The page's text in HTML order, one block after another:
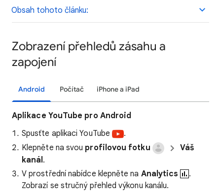
Obsah tohoto článku:
Zobrazení přehledů zásahu a
zapojení
Android Počítač iPhone a iPad
Aplikace YouTube pro Android
Spusťte aplikaci YouTube
.
Klepněte na svou profilovou fotku
Váš
kanál .
V prostřední nabídce klepněte na Analytics
.
Zobrazí se stručný přehled výkonu kanálu.